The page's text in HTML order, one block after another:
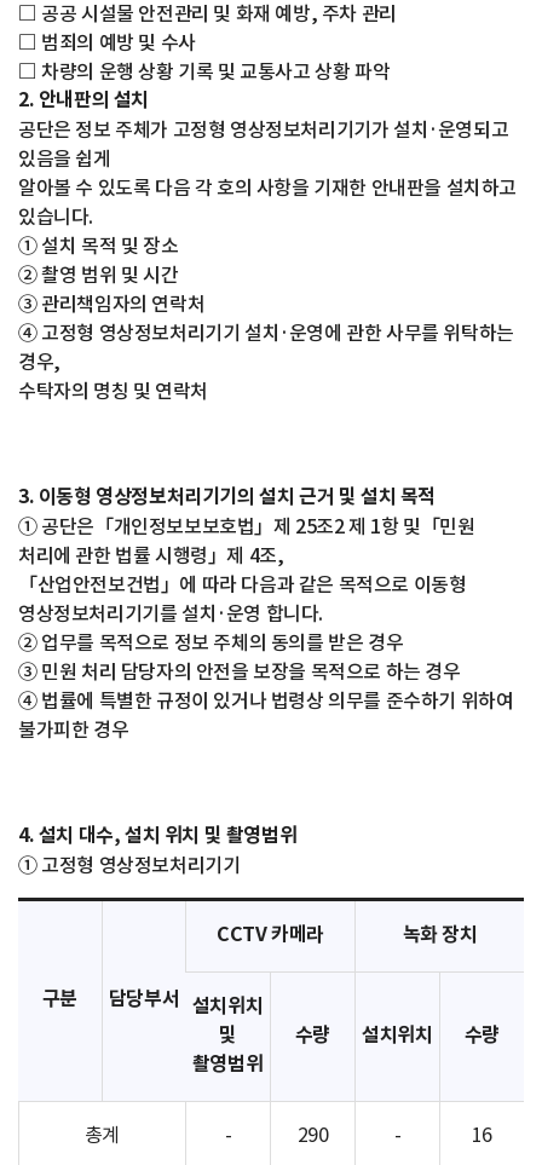
□ 공공 시설물 안전관리 및 화재 예방, 주차 관리
□ 범죄의 예방 및 수사
□ 차량의 운행 상황 기록 및 교통사고 상황 파악
2. 안내판의 설치
공단은 정보 주체가 고정형 영상정보처리기기가 설치·운영되고
있음을 쉽게
알아볼 수 있도록 다음 각 호의 사항을 기재한 안내판을 설치하고
있습니다.
① 설치 목적 및 장소
② 촬영 범위 및 시간
③ 관리책임자의 연락처
④ 고정형 영상정보처리기기 설치·운영에 관한 사무를 위탁하는
경우,
수탁자의 명칭 및 연락처
3. 이동형 영상정보처리기기의 설치 근거 및 설치 목적
① 공단은「개인정보보보호법」제 25조2 제 1항 및「민원
처리에 관한 법률 시행령」제 4조,
「산업안전보건법」에 따라 다음과 같은 목적으로 이동형
영상정보처리기기를 설치·운영 합니다.
② 업무를 목적으로 정보 주체의 동의를 받은 경우
③ 민원 처리 담당자의 안전을 보장을 목적으로 하는 경우
④ 법률에 특별한 규정이 있거나 법령상 의무를 준수하기 위하여
불가피한 경우
4. 설치 대수, 설치 위치 및 촬영범위
① 고정형 영상정보처리기기
구분 담당부서
CCTV 카메라 녹화 장치
설치위치
및
촬영범위
수량 설치위치 수량
총계 - 290 - 16